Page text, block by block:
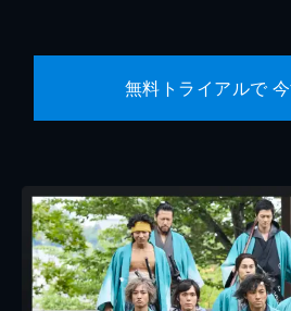
無料トライアルで